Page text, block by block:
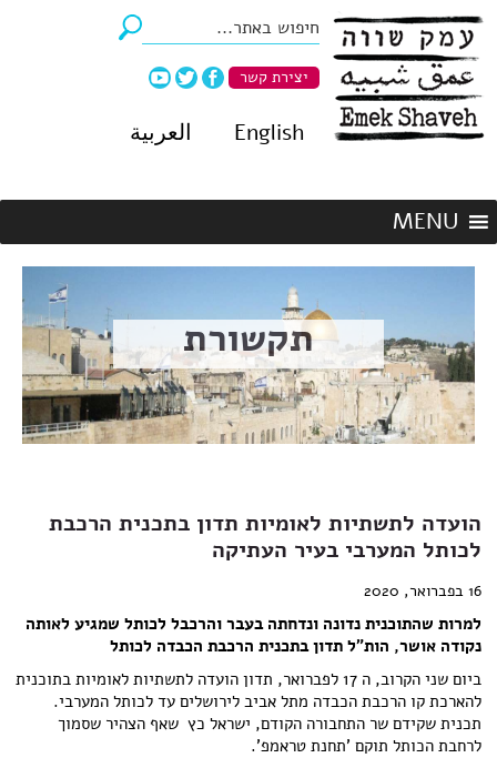
יצירת קשר
English العربية
תקשורת
הועדה לתשתיות לאומיות תדון בתכנית הרכבת
לכותל המערבי בעיר העתיקה
16 בפברואר, 2020
למרות שהתוכנית נדונה ונדחתה בעבר והרכבל לכותל שמגיע לאותה
נקודה אושר, הות"ל תדון בתכנית הרכבת הכבדה לכותל
ביום שני הקרוב, ה 17 לפברואר, תדון הועדה לתשתיות לאומיות בתוכנית
להארכת קו הרכבת הכבדה מתל אביב לירושלים עד לכותל המערבי.
תכנית שקידם שר התחבורה הקודם, ישראל כץ שאף הצהיר שסמוך
לרחבת הכותל תוקם 'תחנת טראמפ'.